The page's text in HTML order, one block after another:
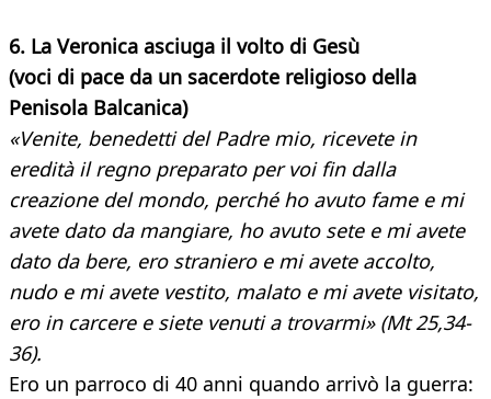
6. La Veronica asciuga il volto di Gesù
(voci di pace da un sacerdote religioso della
Penisola Balcanica)
«Venite, benedetti del Padre mio, ricevete in
eredità il regno preparato per voi fin dalla
creazione del mondo, perché ho avuto fame e mi
avete dato da mangiare, ho avuto sete e mi avete
dato da bere, ero straniero e mi avete accolto,
nudo e mi avete vestito, malato e mi avete visitato,
ero in carcere e siete venuti a trovarmi» (Mt 25,34-
36).
Ero un parroco di 40 anni quando arrivò la guerra: